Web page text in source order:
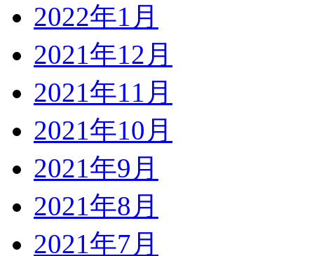
2022年1月
2021年12月
2021年11月
2021年10月
2021年9月
2021年8月
2021年7月